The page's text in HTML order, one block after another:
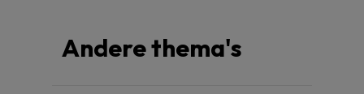
Andere thema's